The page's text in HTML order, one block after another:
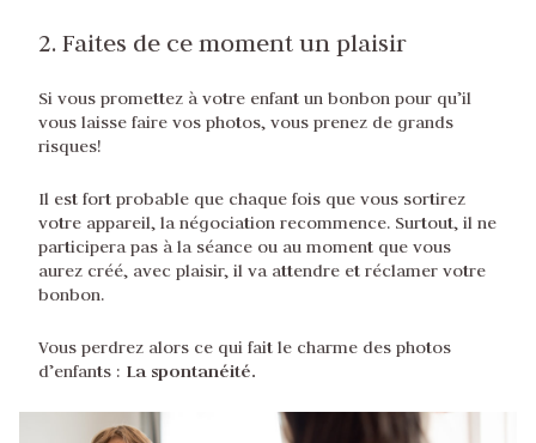
2. Faites de ce moment un plaisir
Si vous promettez à votre enfant un bonbon pour qu’il
vous laisse faire vos photos, vous prenez de grands
risques!
Il est fort probable que chaque fois que vous sortirez
votre appareil, la négociation recommence. Surtout, il ne
participera pas à la séance ou au moment que vous
aurez créé, avec plaisir, il va attendre et réclamer votre
bonbon.
Vous perdrez alors ce qui fait le charme des photos
d’enfants : La spontanéité.